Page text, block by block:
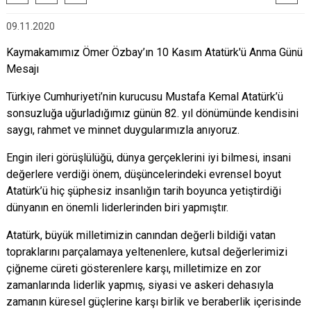
Şavşat
Yusufeli
Kemalpaşa
09.11.2020
Kaymakamımız Ömer Özbay’ın 10 Kasım Atatürk'ü Anma Günü
Mesajı
Türkiye Cumhuriyeti’nin kurucusu Mustafa Kemal Atatürk’ü
sonsuzluğa uğurladığımız günün 82. yıl dönümünde kendisini
saygı, rahmet ve minnet duygularımızla anıyoruz.
Engin ileri görüşlülüğü, dünya gerçeklerini iyi bilmesi, insani
değerlere verdiği önem, düşüncelerindeki evrensel boyut
Atatürk’ü hiç şüphesiz insanlığın tarih boyunca yetiştirdiği
dünyanın en önemli liderlerinden biri yapmıştır.
Atatürk, büyük milletimizin canından değerli bildiği vatan
topraklarını parçalamaya yeltenenlere, kutsal değerlerimizi
çiğneme cüreti gösterenlere karşı, milletimize en zor
zamanlarında liderlik yapmış, siyasi ve askeri dehasıyla
zamanın küresel güçlerine karşı birlik ve beraberlik içerisinde